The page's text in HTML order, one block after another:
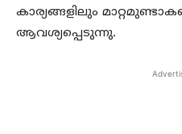
കാര്യങ്ങളിലും
ആവശ്യപ്പെടുന്നു.